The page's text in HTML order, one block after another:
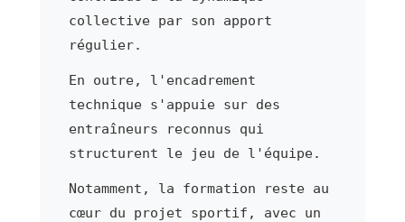
collective par son apport
régulier.
En outre, l'encadrement
technique s'appuie sur des
entraîneurs reconnus qui
structurent le jeu de l'équipe.
Notamment, la formation reste au
cœur du projet sportif, avec un